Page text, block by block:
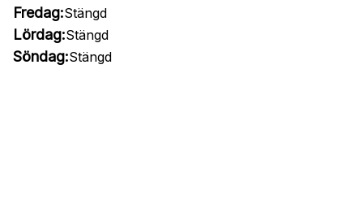
Fredag:Stängd
Lördag:Stängd
Söndag:Stängd